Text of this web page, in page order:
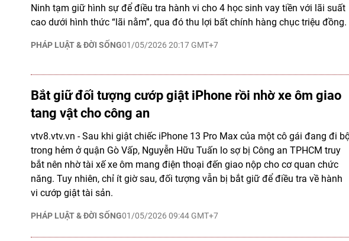
PHÁP LUẬT & ĐỜI SỐNG01/05/2026 20:17 GMT+7
Ninh tạm giữ hình sự để điều tra hành vi cho 4 học sinh vay tiền với lãi suất
cao dưới hình thức “lãi nằm”, qua đó thu lợi bất chính hàng chục triệu đồng.
Bắt giữ đối tượng cướp giật iPhone rồi nhờ xe ôm giao
tang vật cho công an
PHÁP LUẬT & ĐỜI SỐNG01/05/2026 09:44 GMT+7
vtv8.vtv.vn - Sau khi giật chiếc iPhone 13 Pro Max của một cô gái đang đi
trong hẻm ở quận Gò Vấp, Nguyễn Hữu Tuấn lo sợ bị Công an TPHCM truy
bắt nên nhờ tài xế xe ôm mang điện thoại đến giao nộp cho cơ quan chức
năng. Tuy nhiên, chỉ ít giờ sau, đối tượng vẫn bị bắt giữ để điều tra về hành
vi cướp giật tài sản.